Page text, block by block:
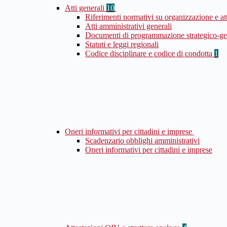
Atti generali 10
Riferimenti normativi su organizzazione e
Atti amministrativi generali
Documenti di programmazione strategico-
Statuti e leggi regionali
Codice disciplinare e codice di condotta 1
Oneri informativi per cittadini e imprese
Scadenzario obblighi amministrativi
Oneri informativi per cittadini e imprese